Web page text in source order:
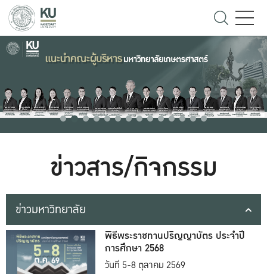
ข่าวสาร/กิจกรรม
ข่าวมหาวิทยาลัย
พิธีพระราชทานปริญญาบัตร ประจำปี
การศึกษา 2568
วันที่ 5-8 ตุลาคม 2569